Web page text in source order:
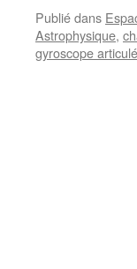
Publié dans
Astrophysique,
gyroscope